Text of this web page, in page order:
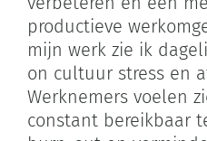
productieve
mijn werk zie ik
on cultuur stress en
Werknemers voelen
constant bereikbaar